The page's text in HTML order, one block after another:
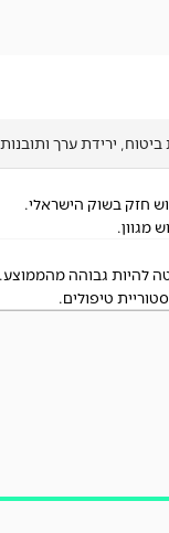
ירידת ערך
מגוון.
להיות גבוהה מהממוצע.
טיפולים.